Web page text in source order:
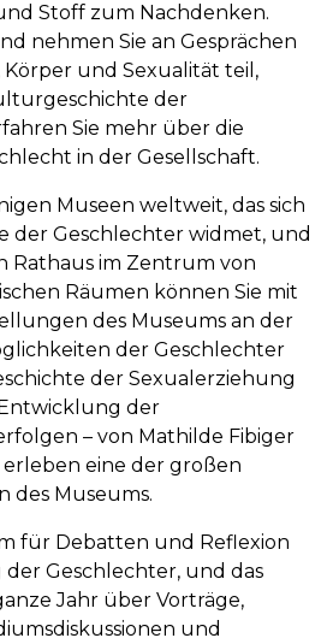
Stoff zum Nachdenken.
nehmen Sie an Gesprächen
und Sexualität teil,
der
Sie mehr über die
in der Gesellschaft.
Museen weltweit, das sich
der Geschlechter widmet, und
Rathaus im Zentrum von
Räumen können Sie mit
des Museums an der
der Geschlechter
der Sexualerziehung
der
– von Mathilde Fibiger
erleben eine der großen
des Museums.
für Debatten und Reflexion
Geschlechter, und das
Jahr über Vorträge,
und